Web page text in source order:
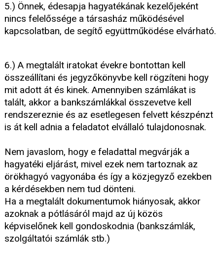
5.) Önnek, édesapja hagyatékának kezelőjeként
nincs felelőssége a társasház működésével
kapcsolatban, de segítő együttműködése elvárható.
6.) A megtalált iratokat évekre bontottan kell
összeállítani és jegyzőkönyvbe kell rögzíteni hogy
mit adott át és kinek. Amennyiben számlákat is
talált, akkor a bankszámlákkal összevetve kell
rendszereznie és az esetlegesen felvett készpénzt
is át kell adnia a feladatot elvállaló tulajdonosnak.
Nem javaslom, hogy e feladattal megvárják a
hagyatéki eljárást, mivel ezek nem tartoznak az
örökhagyó vagyonába és így a közjegyző ezekben
a kérdésekben nem tud dönteni.
Ha a megtalált dokumentumok hiányosak, akkor
azoknak a pótlásáról majd az új közös
képviselőnek kell gondoskodnia (bankszámlák,
szolgáltatói számlák stb.)